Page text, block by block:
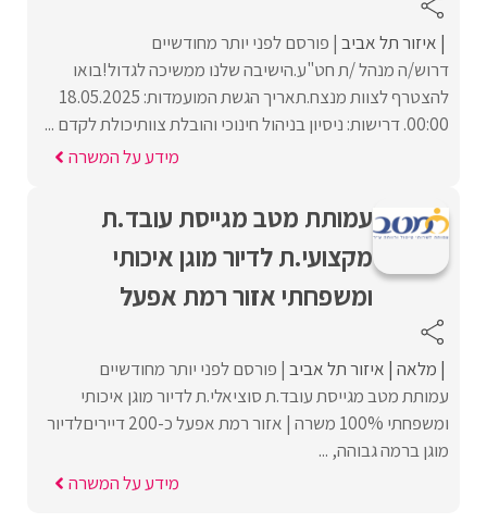
איזור תל אביב פורסם לפני יותר מחודשיים
דרוש/ה מנהל /ת חט"ע.הישיבה שלנו ממשיכה לגדול!בואו
להצטרף לצוות מנצח.תאריך הגשת המועמדות: 18.05.2025
00:00. דרישות: ניסיון בניהול חינוכי והובלת צוותיכולת לקדם ...
מידע על המשרה
עמותת מטב מגייסת עובד.ת
מקצועי.ת לדיור מוגן איכותי
ומשפחתי אזור רמת אפעל
מלאה איזור תל אביב פורסם לפני יותר מחודשיים
עמותת מטב מגייסת עובד.ת סוציאלי.ת לדיור מוגן איכותי
ומשפחתי 100% משרה | אזור רמת אפעל כ-200 דייריםלדיור
מוגן ברמה גבוהה, ...
מידע על המשרה